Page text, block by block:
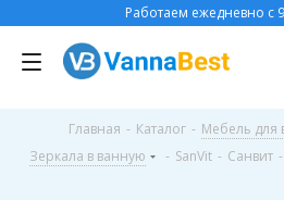
Работаем ежедневно с
Главная - Каталог - Мебель для
Зеркала в ванную
- SanVit - Санвит -